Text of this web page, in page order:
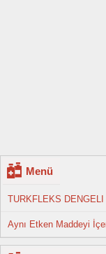
Menü
TURKFLEKS
Aynı Etken Maddeyi